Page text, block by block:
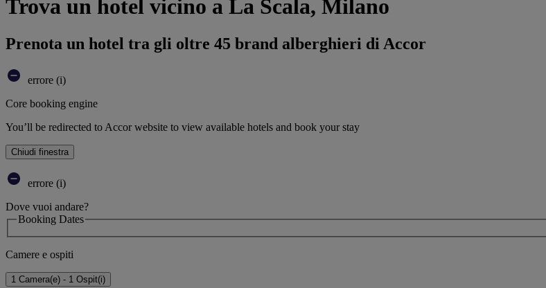
Trova un hotel vicino a La Scala, Milano
Prenota un hotel tra gli oltre 45 brand alberghieri di Accor
errore (i)
Core booking engine
You’ll be redirected to Accor website to view available hotels and book your stay
Chiudi finestra
errore (i)
Dove vuoi andare?
Booking Dates
Camere e ospiti
1 Camera(e) - 1 Ospit(i)